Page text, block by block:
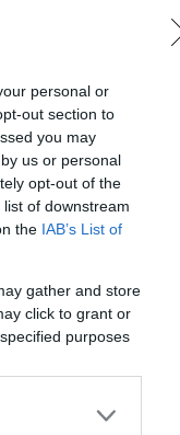
personal or
out section to
you may
us or personal
opt-out of the
of downstream
the IAB’s List of
gather and store
click to grant or
purposes
EA
hivatalos
kukázott
Hype